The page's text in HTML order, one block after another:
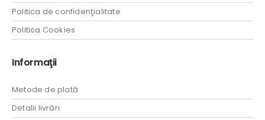
Politica de confidenţialitate
Politica Cookies
Informaţii
Metode de plată
Detalii livrări